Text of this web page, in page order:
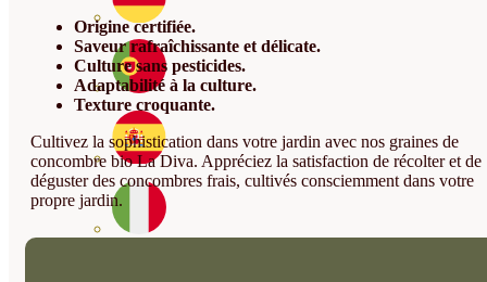
Origine certifiée.
Saveur rafraîchissante et délicate.
Culture sans pesticides.
Adaptabilité à la culture.
Texture croquante.
Cultivez la sophistication dans votre jardin avec nos graines de
concombre bio La Diva. Appréciez la satisfaction de récolter et de
déguster des concombres frais, cultivés consciemment dans votre
propre jardin.